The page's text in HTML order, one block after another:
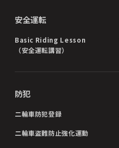
安全運転
Basic Riding Lesson
（安全運転講習）
防犯
二輪車防犯登録
二輪車盗難防止強化運動